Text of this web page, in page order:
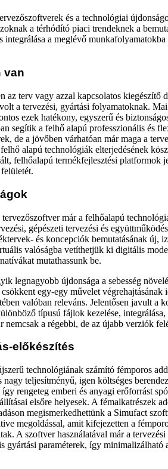
és a technológiai
a térhódító piaci trendeknek a
integrálása a meglévő
van
az terv vagy azzal kapcsolatos kiegészítő
a tervezési, gyártási folyamatoknak.
ezek hatékony, egyszerű és
segítik a felhő alapú professzionális és
de a jövőben várhatóan már maga a
alapú technológiák elterjedésének
felhőalapú termékfejlesztési platformok
már a felhőalapú
gépészeti tervezési és
és koncepciók bemutatásának új,
valóságba vetíthetjük ki digitális
mutathassunk be.
legnagyobb újdonsága a sebesség
egy-egy művelet végrehajtásának
valóban releváns. Jelentősen javult a
típusú fájlok kezelése, integrálása,
nemcsak a régebbi, de az újabb verziók
előkészítés
technológiának számító fémporos
teljesítményű, igen költséges
rengeteg emberi és anyagi erőforrást
elsőre helyesek. A fémalkatrészek
megismerkedhettünk a Simufact
megoldással, amit kifejezetten a
A szoftver használatával már a tervezési
gyártási paraméterek, így minimalizálható